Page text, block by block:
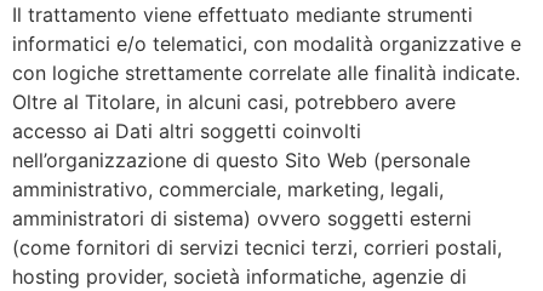
Il trattamento viene effettuato mediante strumenti
informatici e/o telematici, con modalità organizzative e
con logiche strettamente correlate alle finalità indicate.
Oltre al Titolare, in alcuni casi, potrebbero avere
accesso ai Dati altri soggetti coinvolti
nell’organizzazione di questo Sito Web (personale
amministrativo, commerciale, marketing, legali,
amministratori di sistema) ovvero soggetti esterni
(come fornitori di servizi tecnici terzi, corrieri postali,
hosting provider, società informatiche, agenzie di